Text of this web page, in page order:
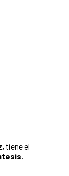
tiene el